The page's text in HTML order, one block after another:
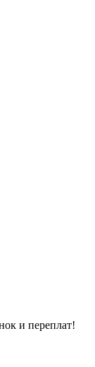
и переплат!